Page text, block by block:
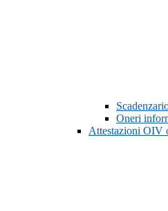
Oneri
Attestazioni OIV